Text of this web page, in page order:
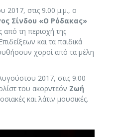
2017, στις 9.00 μ.μ., ο
Σίνδου «Ο Ρόδακας»
τη περιοχή της
και τα παιδικά
χοροί από τα μέλη
2017, στις 9.00
του ακορντεόν Ζωή
και λάτιν μουσικές.